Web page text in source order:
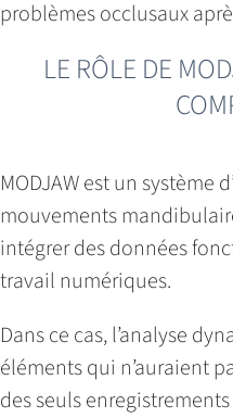
problèmes occlusaux
LE RÔLE DE
MODJAW est un système
mouvements
intégrer des données
travail numériques.
Dans ce cas, l’analyse
éléments qui n’auraient
des seuls